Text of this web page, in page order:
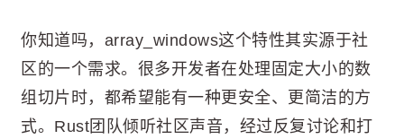
你知道吗，array_windows这个特性其实源于社
区的一个需求。很多开发者在处理固定大小的数
组切片时，都希望能有一种更安全、更简洁的方
式。Rust团队倾听社区声音，经过反复讨论和打